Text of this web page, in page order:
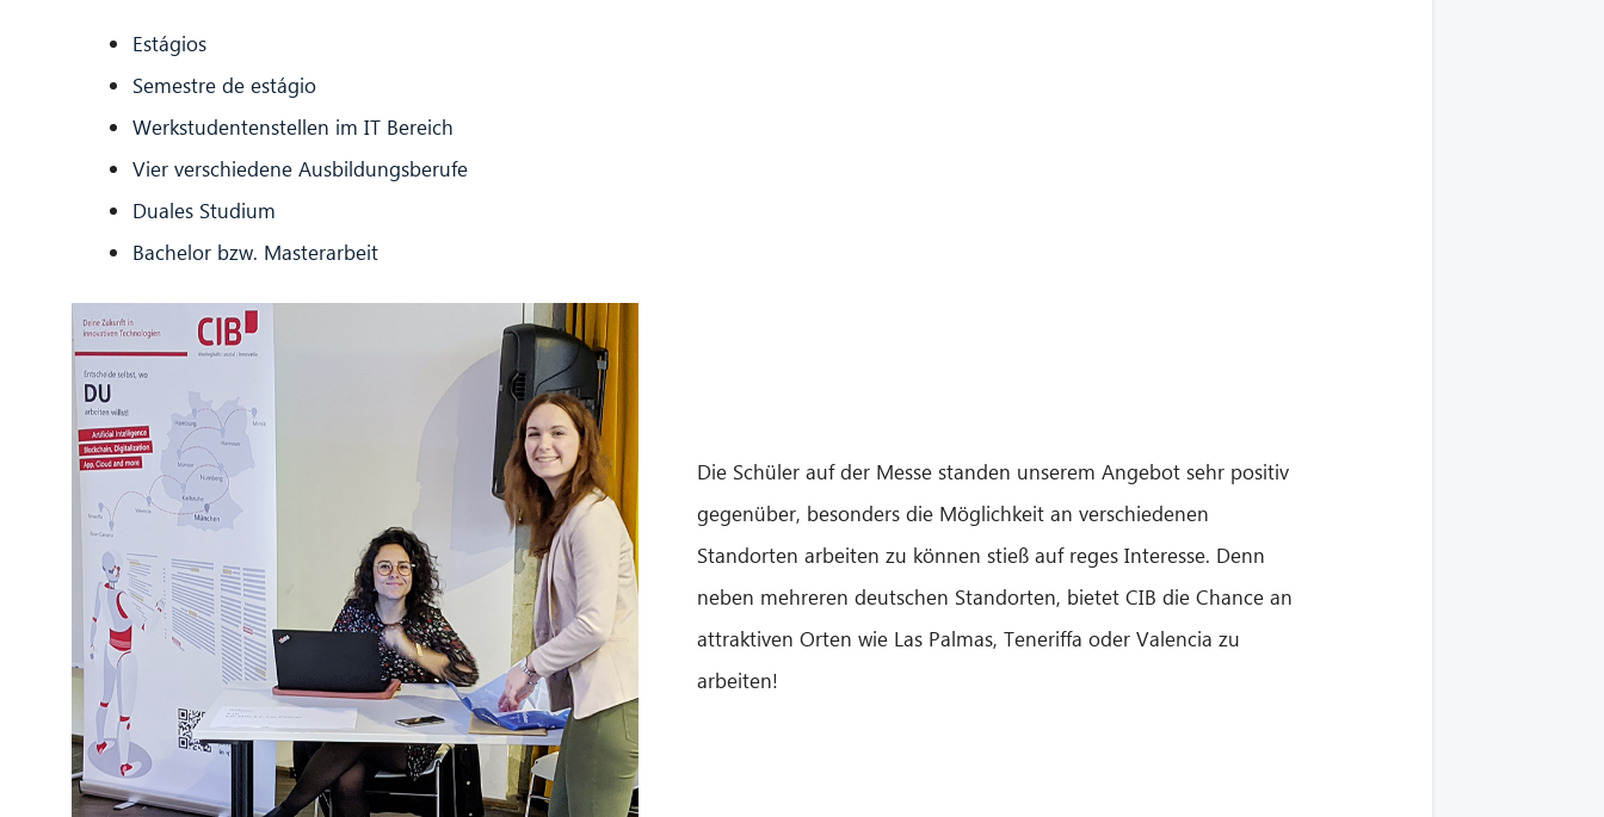
Estágios
Semestre de estágio
Werkstudentenstellen im IT Bereich
Vier verschiedene Ausbildungsberufe
Duales Studium
Bachelor bzw. Masterarbeit
Die Schüler auf der Messe standen unserem Angebot sehr positiv
gegenüber, besonders die Möglichkeit an verschiedenen
Standorten arbeiten zu können stieß auf reges Interesse. Denn
neben mehreren deutschen Standorten, bietet CIB die Chance an
attraktiven Orten wie Las Palmas, Teneriffa oder Valencia zu
arbeiten!